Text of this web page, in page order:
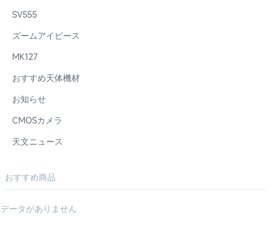
SV555
ズームアイピース
MK127
おすすめ天体機材
お知らせ
CMOSカメラ
天文ニュース
おすすめ商品
データがありません